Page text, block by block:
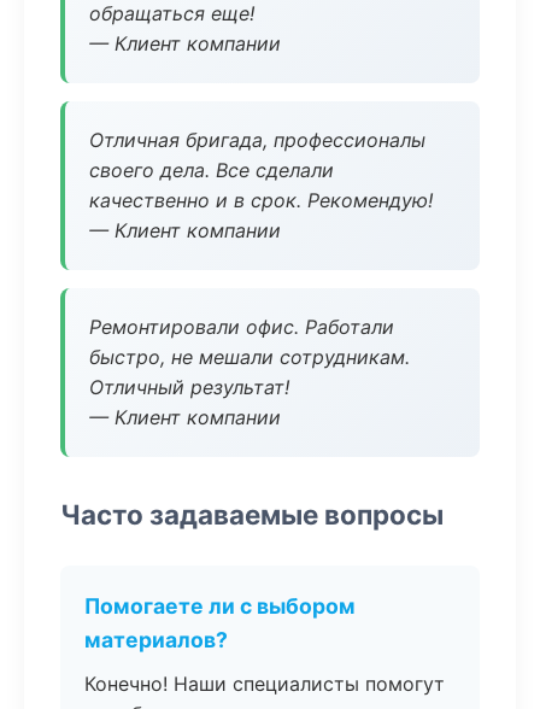
обращаться еще!
— Клиент компании
Отличная бригада, профессионалы
своего дела. Все сделали
качественно и в срок. Рекомендую!
— Клиент компании
Ремонтировали офис. Работали
быстро, не мешали сотрудникам.
Отличный результат!
— Клиент компании
Часто задаваемые вопросы
Помогаете ли с выбором
материалов?
Конечно! Наши специалисты помогут